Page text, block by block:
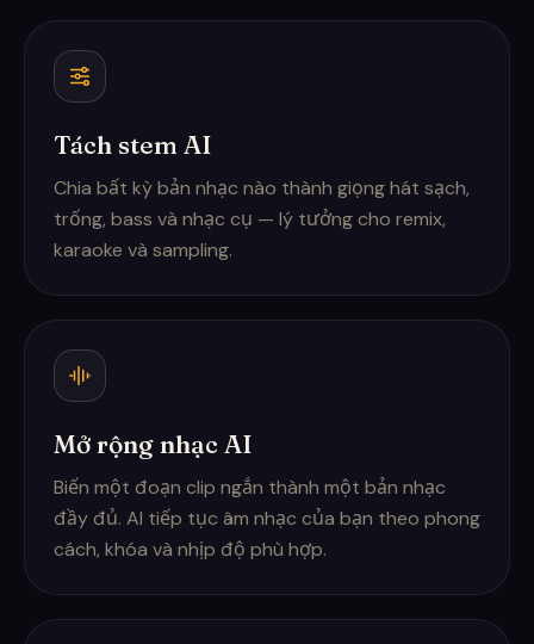
Tách stem AI
Chia bất kỳ bản nhạc nào thành giọng hát sạch,
trống, bass và nhạc cụ — lý tưởng cho remix,
karaoke và sampling.
Mở rộng nhạc AI
Biến một đoạn clip ngắn thành một bản nhạc
đầy đủ. AI tiếp tục âm nhạc của bạn theo phong
cách, khóa và nhịp độ phù hợp.